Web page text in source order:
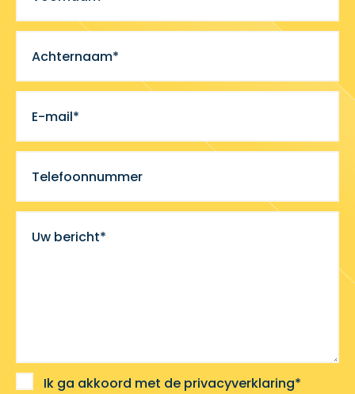
Achternaam*
E-mail*
Telefoonnummer
Uw bericht*
Ik ga akkoord met de privacyverklaring*